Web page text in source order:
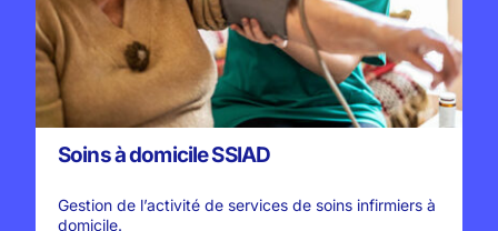
Soins à domicile SSIAD
Gestion de l’activité de services de soins infirmiers à
domicile.